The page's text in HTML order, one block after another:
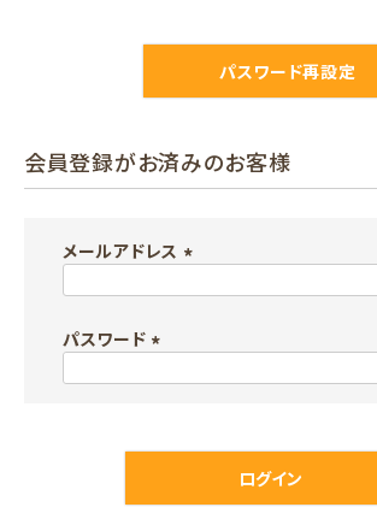
パスワード再設定
会員登録がお済みのお客様
メールアドレス
パスワード
)
ログイン